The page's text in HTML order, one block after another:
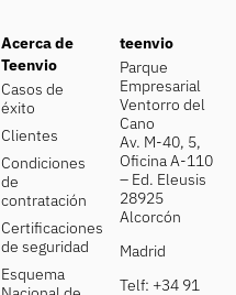
Acerca de
Teenvio
Casos de
éxito
Clientes
Condiciones
de
contratación
Certificaciones
de seguridad
Esquema
teenvio
Parque
Empresarial
Ventorro del
Cano
Av. M-40, 5,
Oficina A-110
– Ed. Eleusis
28925
Alcorcón
Madrid
Telf: +34 91